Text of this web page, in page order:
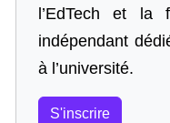
l’EdTech et la
indépendant
à l’université.
S'inscrire